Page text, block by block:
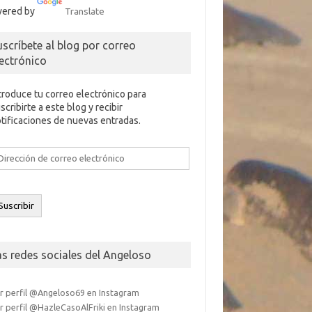
by Translate
al blog por correo
tu correo electrónico para
a este blog y recibir
de nuevas entradas.
redes sociales del Angeloso
perfil @Angeloso69 en Instagram
perfil @HazleCasoAlFriki en Instagram